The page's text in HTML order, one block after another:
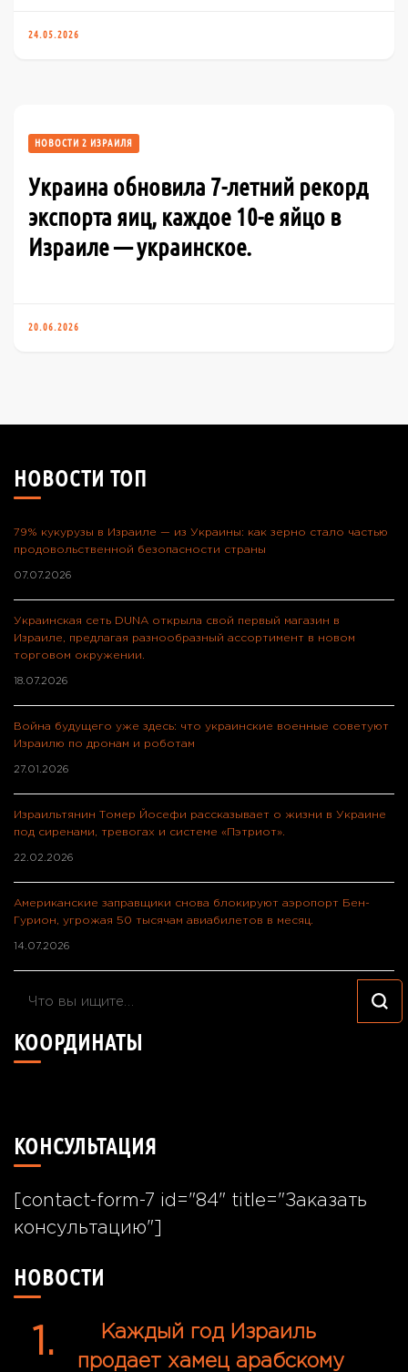
24.05.2026
НОВОСТИ 2 ИЗРАИЛЯ
Украина обновила 7-летний рекорд
экспорта яиц, каждое 10-е яйцо в
Израиле — украинское.
20.06.2026
НОВОСТИ ТОП
79% кукурузы в Израиле — из Украины: как зерно стало частью
продовольственной безопасности страны
07.07.2026
Украинская сеть DUNA открыла свой первый магазин в
Израиле, предлагая разнообразный ассортимент в новом
торговом окружении.
18.07.2026
Война будущего уже здесь: что украинские военные советуют
Израилю по дронам и роботам
27.01.2026
Израильтянин Томер Йосефи рассказывает о жизни в Украине
под сиренами, тревогах и системе «Пэтриот».
22.02.2026
Американские заправщики снова блокируют аэропорт Бен-
Гурион, угрожая 50 тысячам авиабилетов в месяц.
14.07.2026
Ищите
то?
КООРДИНАТЫ
КОНСУЛЬТАЦИЯ
[contact-form-7 id="84" title="Заказать
консультацию"]
НОВОСТИ
Каждый год Израиль
продает хамец арабскому